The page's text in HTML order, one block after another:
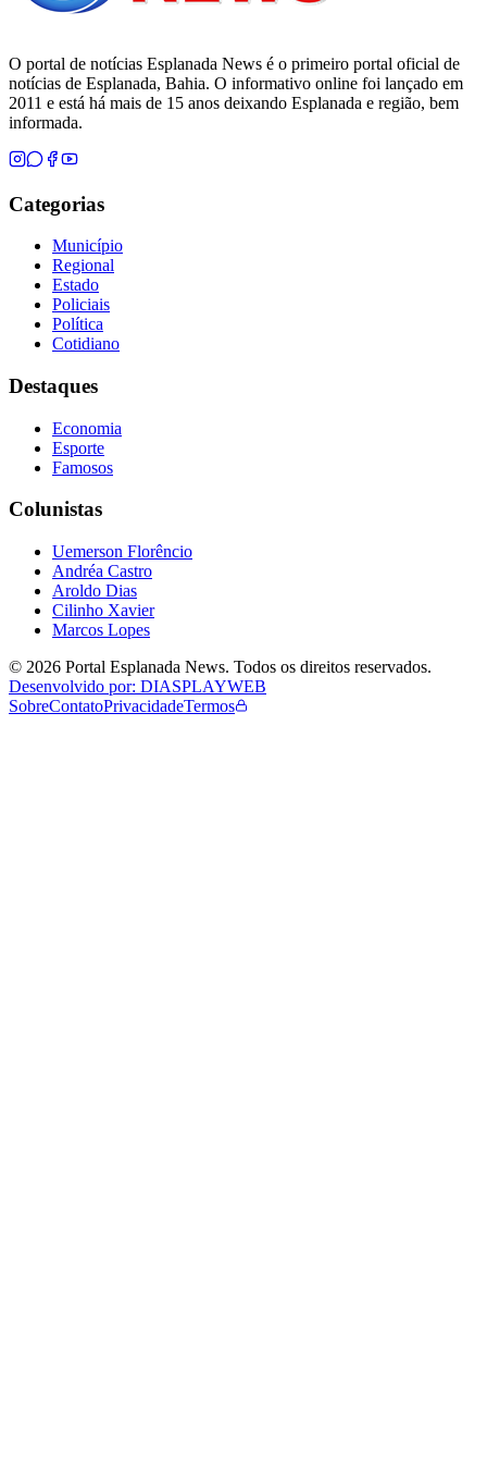
O portal de notícias Esplanada News é o primeiro portal oficial de
notícias de Esplanada, Bahia. O informativo online foi lançado em
2011 e está há mais de 15 anos deixando Esplanada e região, bem
informada.
Categorias
Município
Regional
Estado
Policiais
Política
Cotidiano
Destaques
Economia
Esporte
Famosos
Colunistas
Uemerson Florêncio
Andréa Castro
Aroldo Dias
Cilinho Xavier
Marcos Lopes
© 2026 Portal Esplanada News. Todos os direitos reservados.
Desenvolvido por: DIASPLAYWEB
SobreContatoPrivacidadeTermos